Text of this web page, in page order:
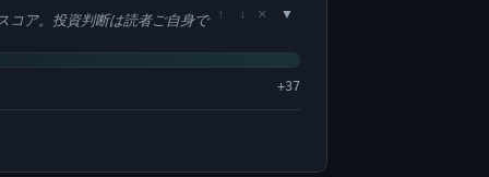
コア。投資判断は読者ご自身で ↑ ↓ ×
+37